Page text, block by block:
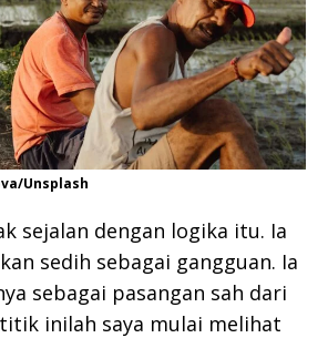
Unsplash
sejalan dengan logika itu. Ia
sedih sebagai gangguan. Ia
sebagai pasangan sah dari
inilah saya mulai melihat